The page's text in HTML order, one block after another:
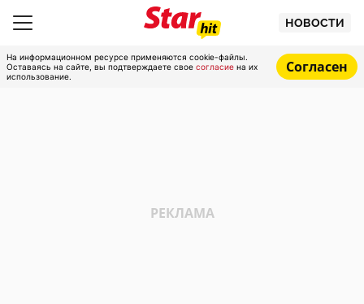
НОВОСТИ
На информационном ресурсе применяются cookie-файлы.
Оставаясь на сайте, вы подтверждаете свое согласие на их
использование.
Согласен